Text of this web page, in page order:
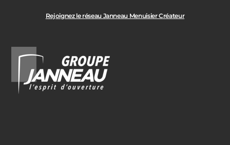
Rejoignez le réseau Janneau Menuisier Créateur